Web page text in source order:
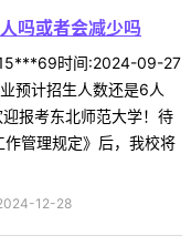
吗或者会减少吗
时间:2024-09-27
预计招生人数还是6人
报考东北师范大学！待
管理规定》后，我校将
12-28